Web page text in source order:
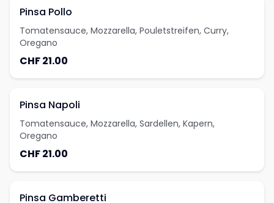
Pinsa Pollo
Tomatensauce, Mozzarella, Pouletstreifen, Curry,
Oregano
CHF 21.00
Pinsa Napoli
Tomatensauce, Mozzarella, Sardellen, Kapern,
Oregano
CHF 21.00
Pinsa Gamberetti